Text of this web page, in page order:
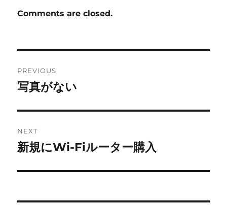
Comments are closed.
navigation
PREVIOUS
Previous
写真がない
NEXT
Next
新規にWi-Fiルーター購入